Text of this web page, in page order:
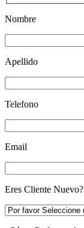
Nombre
Apellido
Telefono
Email
Eres Cliente Nuevo?